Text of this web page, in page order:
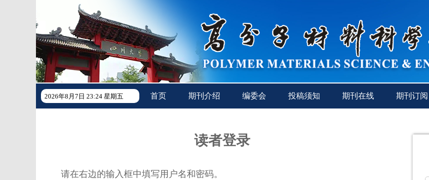
2026年8月7日 23:24 星期五 首页 期刊介绍 编委会 投稿须知 期刊在线 期刊订阅
读者登录
请在右边的输入框中填写用户名和密码。